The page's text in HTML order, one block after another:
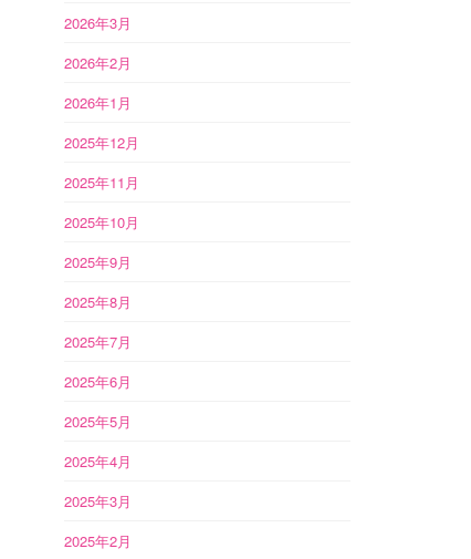
2026年3月
2026年2月
2026年1月
2025年12月
2025年11月
2025年10月
2025年9月
2025年8月
2025年7月
2025年6月
2025年5月
2025年4月
2025年3月
2025年2月